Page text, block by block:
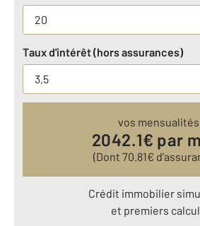
Taux d'intérêt (hors assurances)
vos mensualités
2042.1€ par
(Dont 70.81€
Crédit immobilier
et premiers